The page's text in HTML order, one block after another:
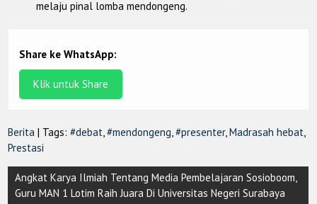
melaju pinal lomba mendongeng.
Share ke WhatsApp:
Klik untuk Share
Berita | Tags:#debat,#mendongeng,#presenter,Madrasah hebat,
Prestasi
Post
navigation
Angkat Karya Ilmiah Tentang Media Pembelajaran Sosioboom,
Guru MAN 1 Lotim Raih Juara Di Universitas Negeri Surabaya